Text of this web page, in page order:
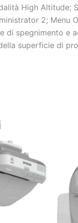
High Altitude;
2; Menu
di spegnimento e
superficie di